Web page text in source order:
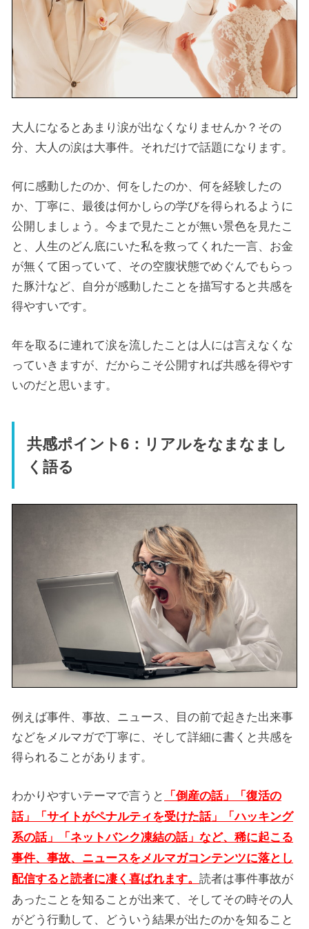
大人になるとあまり涙が出なくなりませんか？その
分、大人の涙は大事件。それだけで話題になります。
何に感動したのか、何をしたのか、何を経験したの
か、丁寧に、最後は何かしらの学びを得られるように
公開しましょう。今まで見たことが無い景色を見たこ
と、人生のどん底にいた私を救ってくれた一言、お金
が無くて困っていて、その空腹状態でめぐんでもらっ
た豚汁など、自分が感動したことを描写すると共感を
得やすいです。
年を取るに連れて涙を流したことは人には言えなくな
っていきますが、だからこそ公開すれば共感を得やす
いのだと思います。
共感ポイント6：リアルをなまなまし
く語る
例えば事件、事故、ニュース、目の前で起きた出来事
などをメルマガで丁寧に、そして詳細に書くと共感を
得られることがあります。
わかりやすいテーマで言うと 「倒産の話」「復活の
話」「サイトがペナルティを受けた話」「ハッキング
系の話」「ネットバンク凍結の話」など、稀に起こる
事件、事故、ニュースをメルマガコンテンツに落とし
配信すると読者に凄く喜ばれます。 読者は事件事故が
あったことを知ることが出来て、そしてその時その人
がどう行動して、どういう結果が出たのかを知ること